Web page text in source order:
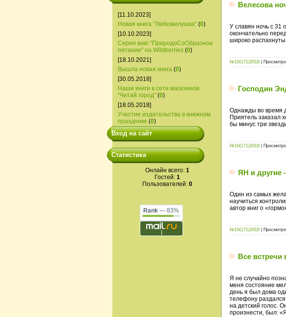
[11.10.2023]
Новая книга "Любомилушка" (0)
[10.10.2023]
Серия книг "ПриродоСоОбразное
питание" на Wildberries (0)
[18.10.2021]
Вышла новая книга (0)
[30.05.2018]
Наши книги в сети магазинов
"Читай город" (0)
[18.05.2018]
Участие издательства в книжном
празднике (0)
Вход на сайт
Статистика
Онлайн всего: 1
Гостей: 1
Пользователей: 0
Rank — 83%
Велесова
У славян ночь с 31
окончательно
широко
№10(171)2018
Господин
Однажды во время
Приятель заказал
бы минус три
№10(171)2018
ЯН и другие
Один из самых
научиться
автор книг о
№10(171)2018
Все встречи
Я не случайно
меня состояние
день я был дома
телефону
на детский голос.
произнести, был: